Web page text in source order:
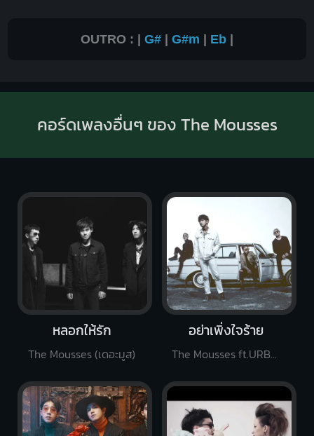
OUTRO : | G# | G#m | Eb |
คอร์ดเพลงอื่นๆ ของ The Mousses
หลอกให้รัก
The Mousses (เดอะมูส)
อย่าเพิ่งใจร้าย
The Mousses ft.URBOY TJ